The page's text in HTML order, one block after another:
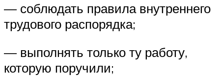
— соблюдать правила внутреннего
трудового распорядка;
— выполнять только ту работу,
которую поручили;